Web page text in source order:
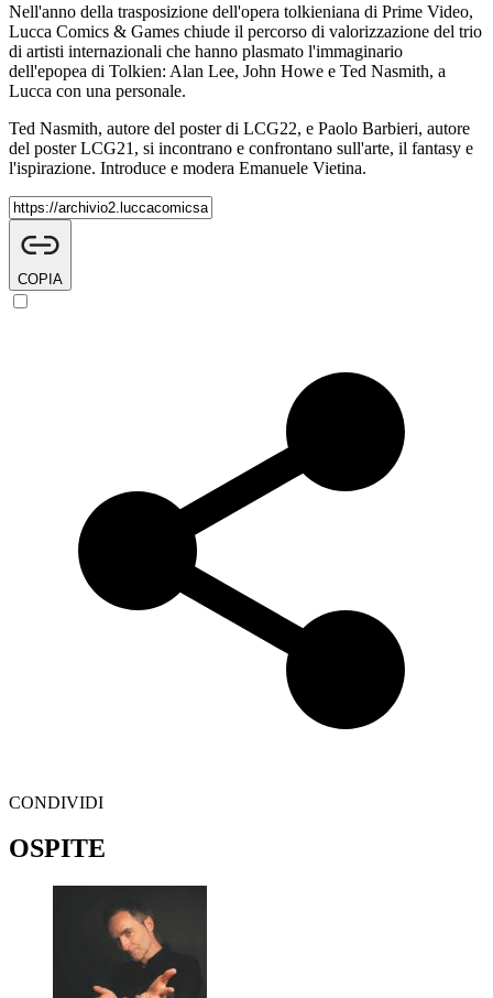
Nell'anno della trasposizione dell'opera tolkieniana di Prime Video,
Lucca Comics & Games chiude il percorso di valorizzazione del trio
di artisti internazionali che hanno plasmato l'immaginario
dell'epopea di Tolkien: Alan Lee, John Howe e Ted Nasmith, a
Lucca con una personale.
Ted Nasmith, autore del poster di LCG22, e Paolo Barbieri, autore
del poster LCG21, si incontrano e confrontano sull'arte, il fantasy e
l'ispirazione. Introduce e modera Emanuele Vietina.
COPIA
CONDIVIDI
OSPITE